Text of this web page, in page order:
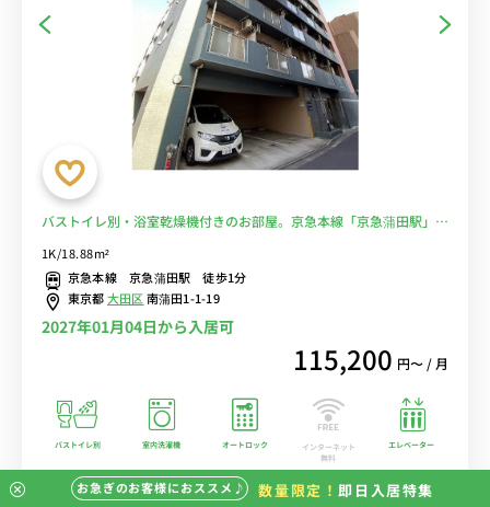
バストイレ別・浴室乾燥機付きのお部屋。京急本線「京急蒲田駅」徒
1K/18.88m²
京急本線 京急蒲田駅 徒歩1分
東京都大田区南蒲田1-1-19
2027年01月04日から入居可
115,200 円〜 / 月
バストイレ別 室内洗濯機 オートロック
インターネット
無料
エレベーター
お急ぎのお客様におススメ♪ 数量限定！ 即日入居特集